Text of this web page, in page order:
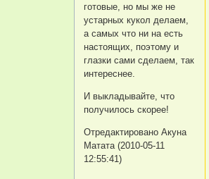
готовые, но мы же не
устарных кукол делаем,
а самых что ни на есть
настоящих, поэтому и
глазки сами сделаем, так
интереснее.
И выкладывайте, что
получилось скорее!
Отредактировано Акуна
Матата (2010-05-11
12:55:41)